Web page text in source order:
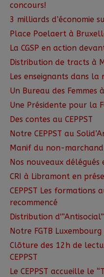
concours!
3 milliards d’économie
Place Poelaert à
La CGSP en action
Distribution de tracts à
Les enseignants dans la
Un Bureau des Femmes
Une Présidente pour la
Des contes au CEPPST
Notre CEPPST au
Manif du non-
Nos nouveaux
CRI à Libramont en
CEPPST Les formations
recommencé
Distribution
Notre FGTB
Clôture des 12h de
CEPPST
Le CEPPST accueille le